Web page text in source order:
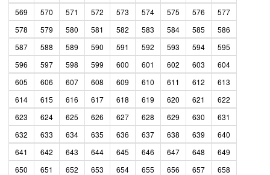
569
570 571 572 573 574 575 576
577
578
579 580 581 582 583 584 585
586
587
588 589 590 591 592 593 594
595
596
597 598 599 600 601 602 603
604
605
606 607 608 609 610 611 612
613
614
615 616 617 618 619 620 621
622
623
624 625 626 627 628 629 630
631
632
633 634 635 636 637 638 639
640
641
642 643 644 645 646 647 648
649
650
651 652 653 654 655 656 657
658